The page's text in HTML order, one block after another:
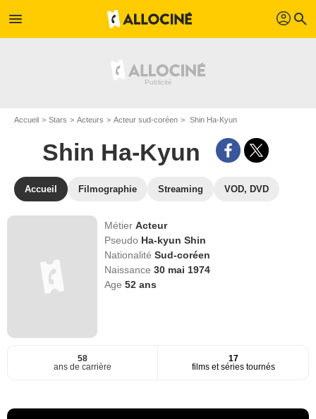
menu profil search
Accueil Stars Acteurs Acteur sud-coréen Shin Ha-Kyun
Shin Ha-Kyun
Accueil Filmographie Streaming VOD, DVD
MétierActeur
Pseudo Ha-kyun Shin
NationalitéSud-coréen
Naissance30 mai 1974
Age52 ans
58
ans de carrière
17
films et séries tournés